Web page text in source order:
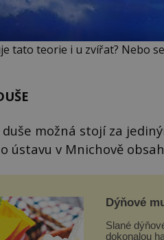
tato teorie i u zvířat? Nebo
možná stojí za
ústavu v Mnichově
Dýňové
Slané
dokonalou